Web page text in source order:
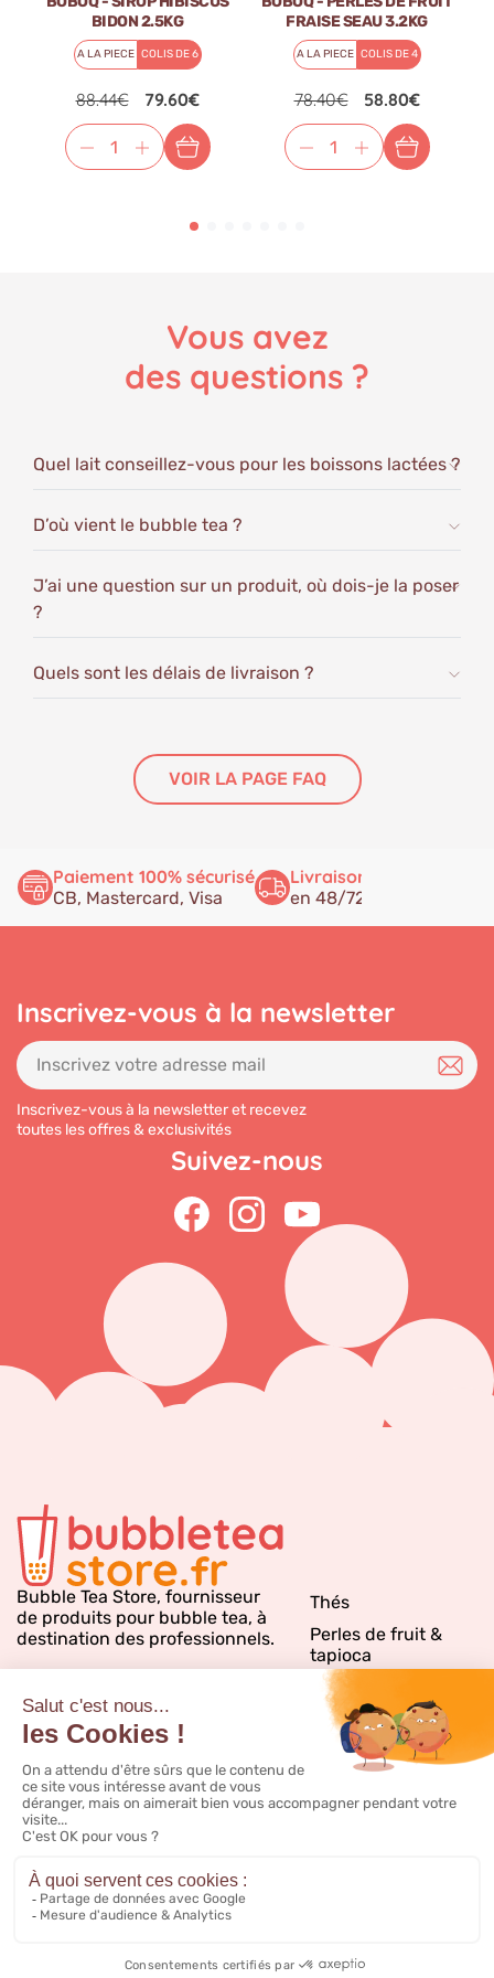
BIDON 2.5KG
A LA PIECE COLIS DE 6
88.44€ 79.60€
FRAISE SEAU 3.2KG
A LA PIECE COLIS DE 4
78.40€ 58.80€
Vous avez
des questions ?
Quel lait conseillez-vous pour les boissons lactées ?
D’où vient le bubble tea ?
J’ai une question sur un produit, où dois-je la poser
?
Quels sont les délais de livraison ?
VOIR LA PAGE FAQ
Paiement 100% sécurisé
CB, Mastercard, Visa
Livraison rapide
en 48/72h
Inscrivez-vous à la newsletter
Inscrivez-vous à la newsletter et recevez
toutes les offres & exclusivités
Suivez-nous
Bubble Tea Store, fournisseur
de produits pour bubble tea, à
destination des professionnels.
Thés
Perles de fruit &
tapioca
Sirops bubble tea
Emballages
Matériels & PLV
Inspirations & conseils
Notre catalogue
FAQ
Nous contacter
À propos
Livraison